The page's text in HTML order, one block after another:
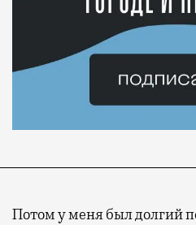
Потом у меня был долгий